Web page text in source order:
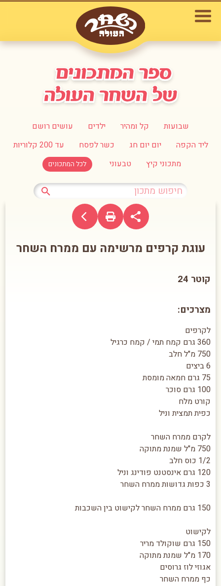
שבועות קל ומהיר ילדים
עושים רושם
ליד הקפה
יום יום חג כשר לפסח
עד 200 קלוריות
מתכוני קיץ
טבעוני לכל המתכונים
עוגת קרפים מרשימה עם ממרח השחר
קוטר 24
מצרכים:
לקרפים
360 גרם קמח תמי / קמח כרגיל
750 מ"ל חלב
6 ביצים
75 גרם חמאה מומסת
100 גרם סוכר
קורט מלח
כפית תמצית וניל
לקרם ממרח השחר
750 מ"ל שמנת מתוקה
1/2 כוס חלב
120 גרם אינסטנט פודינג וניל
3 כפות גדושות ממרח השחר
150 גרם ממרח השחר לקישוט בין השכבות
לקישוט
150 גרם שוקולד מריר
170 מ"ל שמנת מתוקה
אגוזי לוז גרוסים
כף ממרח השחר